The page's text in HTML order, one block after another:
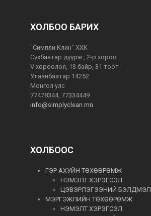
ХОЛБОО БАРИХ
“Симпли Клин” ХХК
Сүхбаатар дүүрэг, 2-р хороо
V хороолол, 13 байр, 31 тоот
Улаанбаатар 14252
Монгол улс
77478344, 77334449
info@simplyclean.mn
ХОЛБООС
ГЭР АХУЙН ТӨХӨӨРӨМЖ
НЭМЭЛТ ХЭРЭГСЭЛ
ЦЭВЭРЛЭГЭЭНИЙ БЭЛДМЭЛ
МЭРГЭЖЛИЙН ТӨХӨӨРӨМЖ
НЭМЭЛТ ХЭРЭГСЭЛ